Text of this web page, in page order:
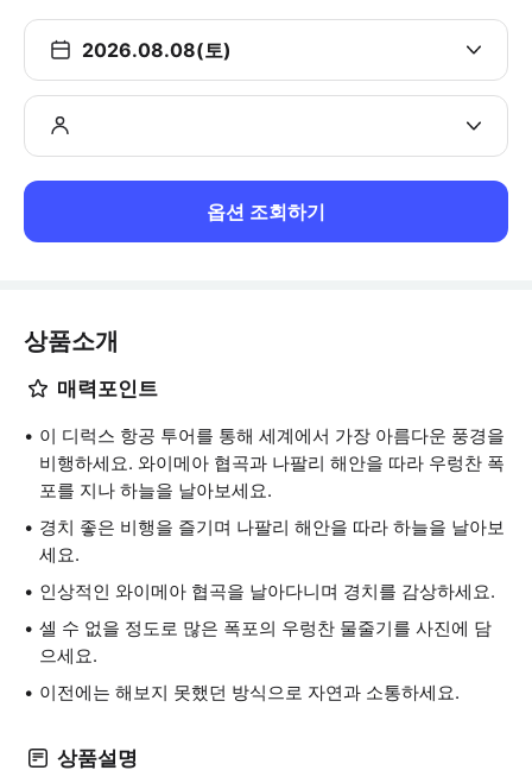
2026.08.08(토)
옵션 조회하기
상품소개
매력포인트
이 디럭스 항공 투어를 통해 세계에서 가장 아름다운 풍경을
비행하세요. 와이메아 협곡과 나팔리 해안을 따라 우렁찬 폭
포를 지나 하늘을 날아보세요.
경치 좋은 비행을 즐기며 나팔리 해안을 따라 하늘을 날아보
세요.
인상적인 와이메아 협곡을 날아다니며 경치를 감상하세요.
셀 수 없을 정도로 많은 폭포의 우렁찬 물줄기를 사진에 담
으세요.
이전에는 해보지 못했던 방식으로 자연과 소통하세요.
상품설명